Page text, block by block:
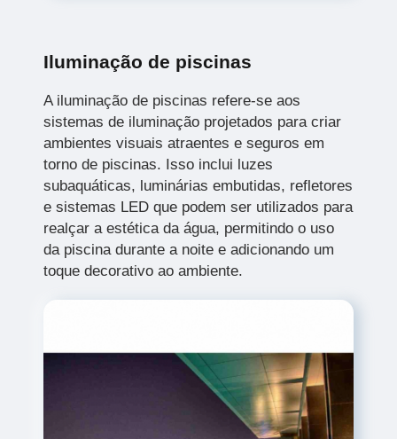
Iluminação de piscinas
A iluminação de piscinas refere-se aos
sistemas de iluminação projetados para criar
ambientes visuais atraentes e seguros em
torno de piscinas. Isso inclui luzes
subaquáticas, luminárias embutidas, refletores
e sistemas LED que podem ser utilizados para
realçar a estética da água, permitindo o uso
da piscina durante a noite e adicionando um
toque decorativo ao ambiente.